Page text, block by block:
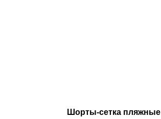
Шорты-сетка пляжные